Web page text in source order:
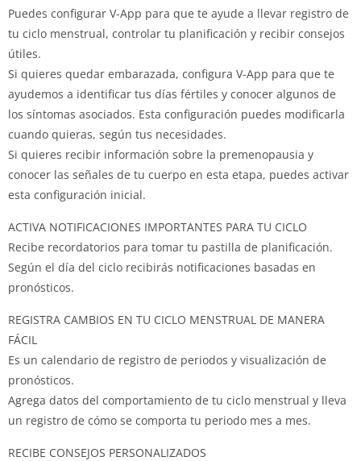
Puedes configurar V-App para que te ayude a llevar registro de
tu ciclo menstrual, controlar tu planificación y recibir consejos
útiles.
Si quieres quedar embarazada, configura V-App para que te
ayudemos a identificar tus días fértiles y conocer algunos de
los síntomas asociados. Esta configuración puedes modificarla
cuando quieras, según tus necesidades.
Si quieres recibir información sobre la premenopausia y
conocer las señales de tu cuerpo en esta etapa, puedes activar
esta configuración inicial.
ACTIVA NOTIFICACIONES IMPORTANTES PARA TU CICLO
Recibe recordatorios para tomar tu pastilla de planificación.
Según el día del ciclo recibirás notificaciones basadas en
pronósticos.
REGISTRA CAMBIOS EN TU CICLO MENSTRUAL DE MANERA
FÁCIL
Es un calendario de registro de periodos y visualización de
pronósticos.
Agrega datos del comportamiento de tu ciclo menstrual y lleva
un registro de cómo se comporta tu periodo mes a mes.
RECIBE CONSEJOS PERSONALIZADOS